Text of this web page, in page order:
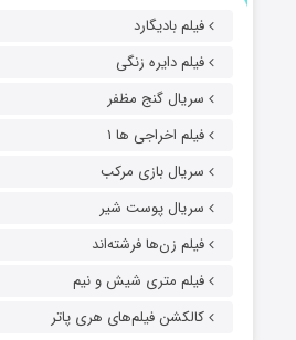
فیلم بادیگارد
فیلم دایره زنگی
سریال گنج مظفر
فیلم اخراجی ها ۱
سریال بازی مرکب
سریال پوست شیر
فیلم زن‌ها فرشته‌اند
فیلم متری شیش و نیم
کالکشن فیلم‌های هری پاتر